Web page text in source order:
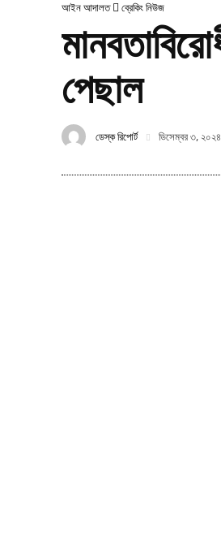
আইন আদালত ব্রেকিং নিউজ
পেছাল
ডেস্ক রিপোর্ট ডিসেম্বর ৩, ২০২৪